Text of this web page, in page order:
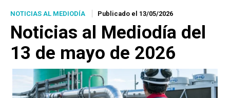
NOTICIAS AL MEDIODÍA Publicado el 13/05/2026
Noticias al Mediodía del
13 de mayo de 2026